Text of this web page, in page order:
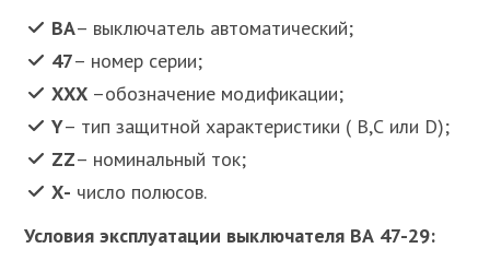
ВА– выключатель автоматический;
47– номер серии;
ХХХ –обозначение модификации;
Y– тип защитной характеристики ( В,С или D);
ZZ– номинальный ток;
Х- число полюсов.
Условия эксплуатации выключателя ВА 47-29: